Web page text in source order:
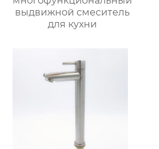
выдвижной смеситель
для кухни